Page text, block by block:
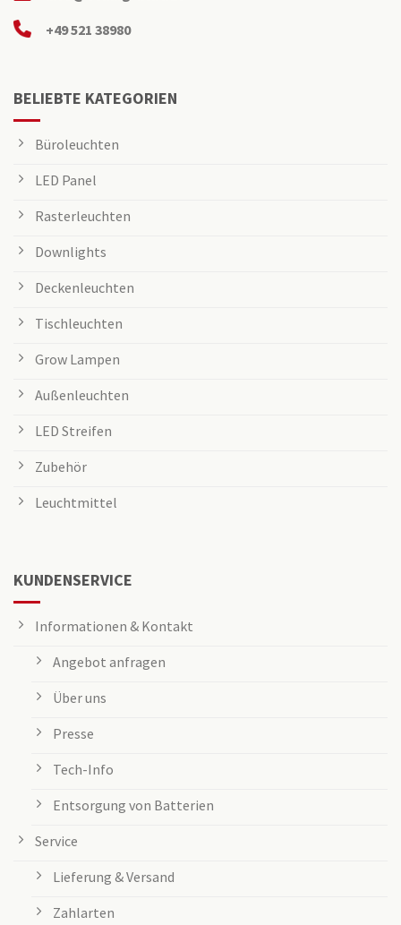
+49 521 38980
BELIEBTE KATEGORIEN
Büroleuchten
LED Panel
Rasterleuchten
Downlights
Deckenleuchten
Tischleuchten
Grow Lampen
Außenleuchten
LED Streifen
Zubehör
Leuchtmittel
KUNDENSERVICE
Informationen & Kontakt
Angebot anfragen
Über uns
Presse
Tech-Info
Entsorgung von Batterien
Service
Lieferung & Versand
Zahlarten